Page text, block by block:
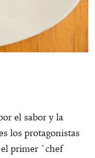
el sabor y la
los protagonistas
primer `chef